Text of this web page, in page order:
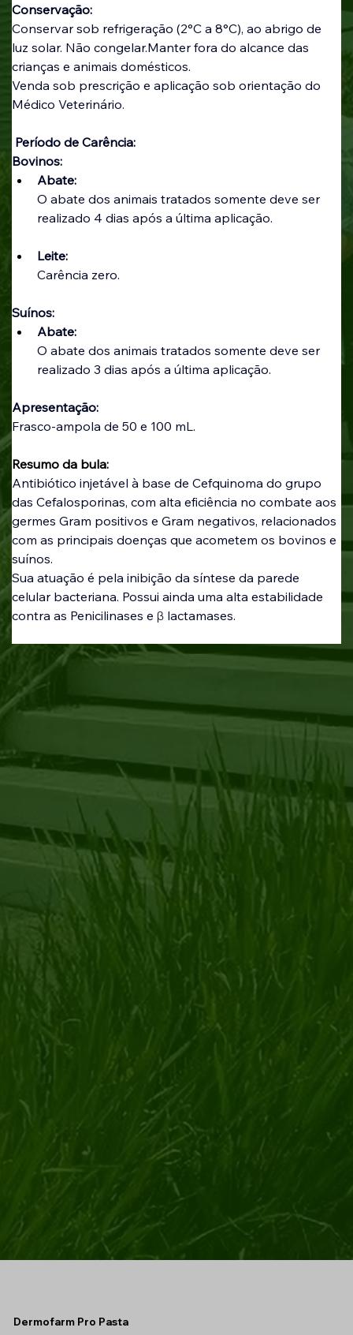
Conservação:
Conservar sob refrigeração (2°C a 8°C), ao abrigo de
luz solar. Não congelar.Manter fora do alcance das
crianças e animais domésticos.
Venda sob prescrição e aplicação sob orientação do
Médico Veterinário.
Período de Carência:
Bovinos:
Abate:
O abate dos animais tratados somente deve ser
realizado 4 dias após a última aplicação.
Leite:
Carência zero.
Suínos:
Abate:
O abate dos animais tratados somente deve ser
realizado 3 dias após a última aplicação.
Apresentação:
Frasco-ampola de 50 e 100 mL.
Resumo da bula:
Antibiótico injetável à base de Cefquinoma do grupo
das Cefalosporinas, com alta eficiência no combate aos
germes Gram positivos e Gram negativos, relacionados
com as principais doenças que acometem os bovinos e
suínos.
Sua atuação é pela inibição da síntese da parede
celular bacteriana. Possui ainda uma alta estabilidade
contra as Penicilinases e β lactamases.
Dermofarm Pro Pasta